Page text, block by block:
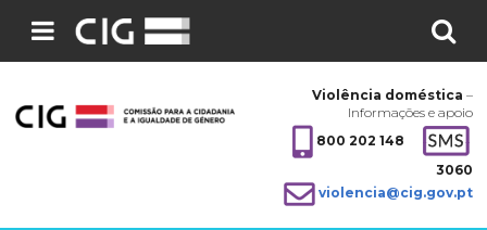
Violência doméstica –
Informações e apoio
800 202 148
3060
violencia@cig.gov.pt
Pesquisar